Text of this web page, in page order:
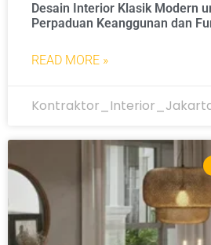
Desain Interior Klasik Modern
Perpaduan Keanggunan dan
READ MORE »